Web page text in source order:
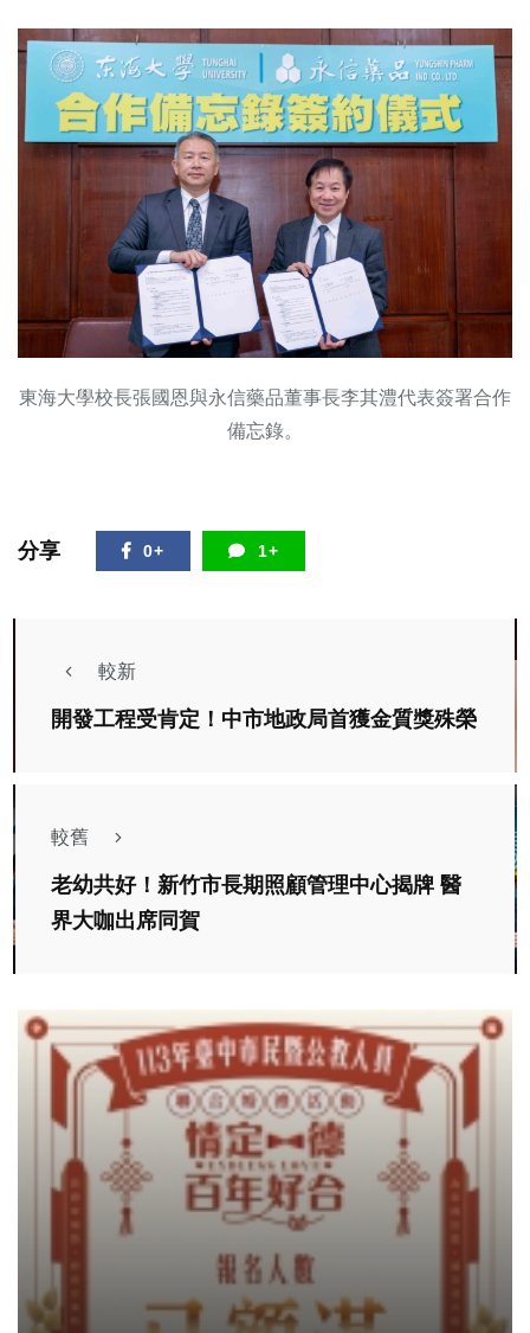
東海大學校長張國恩與永信藥品董事長李其澧代表簽署合作
備忘錄。
分享 0+ 1+
較新
開發工程受肯定！中市地政局首獲金質獎殊榮
較舊
老幼共好！新竹市長期照顧管理中心揭牌 醫
界大咖出席同賀